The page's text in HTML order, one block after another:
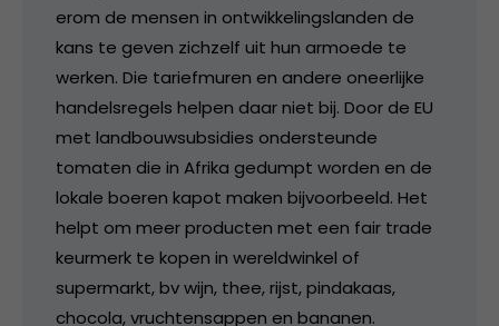
erom de mensen in ontwikkelingslanden de
kans te geven zichzelf uit hun armoede te
werken. Die tariefmuren en andere oneerlijke
handelsregels helpen daar niet bij. Door de EU
met landbouwsubsidies ondersteunde
tomaten die in Afrika gedumpt worden en de
lokale boeren kapot maken bijvoorbeeld. Het
helpt om meer producten met een fair trade
keurmerk te kopen in wereldwinkel of
supermarkt, bv wijn, thee, rijst, pindakaas,
chocola, vruchtensappen en bananen.